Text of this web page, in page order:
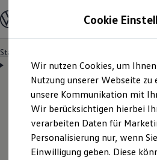
Hauptinhalt
springen
Footer
springen
Modelle & Konfigurator
Nutzfahrzeugkategorien
Modelle konfigurieren
Vorgängermodelle und
Vorgängermodelle
Oldtimer
Bulli Historie
Branchenlösungen &
Umbaulösungen und
Auf- und Umbauten
Groß- und Sonderkunden
Großkunden
Startseite
Freitickets o2 Surftown MUC –
Cookie
Wir nutzen Cookies, um
Nutzung unserer Webseite zu
unsere Kommunikation mit
Wir berücksichtigen hierbei
verarbeiten Daten für
Personalisierung nur, wenn
Einwilligung geben. Diese